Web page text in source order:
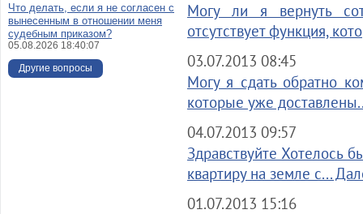
Могу ли я вернуть
отсутствует функция,
03.07.2013 08:45
Могу я сдать обратно
которые уже
04.07.2013 09:57
Здравствуйте Хотелось
квартиру на земле с...
01.07.2013 15:16
Что делать, если я не согласен с
вынесенным в отношении меня
судебным приказом?
05.08.2026 18:40:07
Другие вопросы